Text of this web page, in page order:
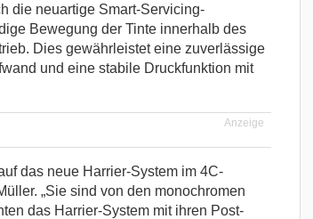
die neuartige Smart-Servicing-
Bewegung der Tinte innerhalb des
Dies gewährleistet eine zuverlässige
und eine stabile Druckfunktion mit
Anzeige
das neue Harrier-System im 4C-
„Sie sind von den monochromen
das Harrier-System mit ihren Post-